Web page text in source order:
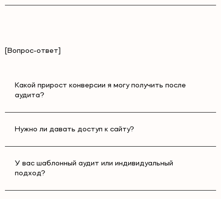
[Вопрос-ответ]
Какой прирост конверсии я могу получить после
аудита?
Нужно ли давать доступ к сайту?
У вас шаблонный аудит или индивидуальный
подход?